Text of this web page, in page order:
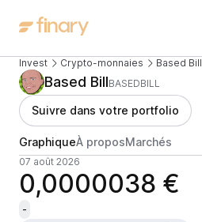
Invest Crypto-monnaies Based Bill
Based BillBASEDBILL
Suivre dans votre portfolio
GraphiqueÀ proposMarchés
07 août 2026
0,0000038 €
-